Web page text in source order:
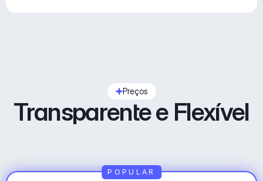
Preços
Transparente e Flexível
POPULAR